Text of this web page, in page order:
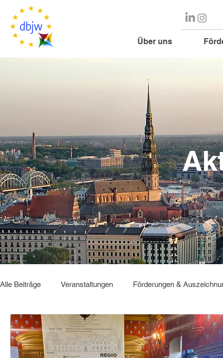
Über uns
Alle Beiträge Veranstaltungen Förderungen &
Sonstiges GBC2025 Deutsch Verbindet